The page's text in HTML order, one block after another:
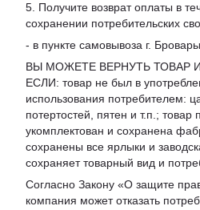
5. Получите возврат оплаты в
сохранении потребительских
- в пункте самовывоза г.
ВЫ МОЖЕТЕ ВЕРНУТЬ ТОВАР
ЕСЛИ: товар не был в
использования потребителем:
потертостей, пятен и т.п.; товар
укомплектован и сохранена
сохранены все ярлыки и
сохраняет товарный вид и
Согласно Закону «О защите
компания может отказать